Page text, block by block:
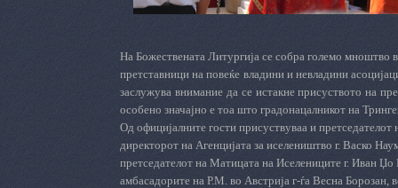
На Божествената Литургија се собра големо мноштво
претставници на повеќе владини и невладини
заслужува внимание да се истакне присуството на
особено значајно е тоа што градонацалникот на
Oд официјалните гости присуствуваа и претседателот
директорот на Агенцијата за иселеништво г. Васко
претседателот на Матицата на Иселениците г. Иван Џо
амбасадорите на Р.М. во Австрија г-ѓа Весна Борозан,